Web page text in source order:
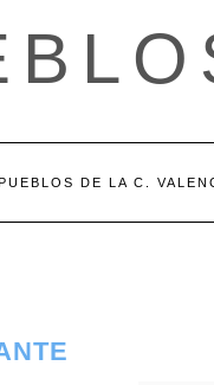
DE LA C.